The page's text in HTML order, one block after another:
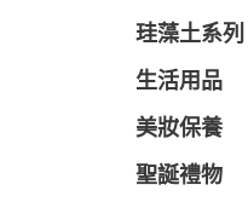
珪藻土系列
生活用品
美妝保養
聖誕禮物